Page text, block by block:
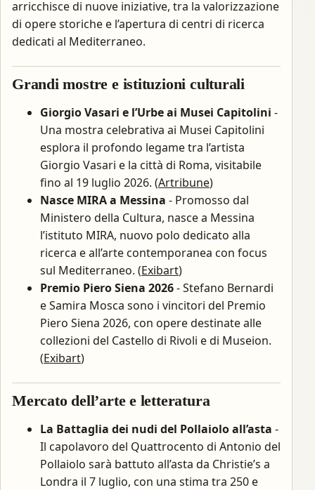
arricchisce di nuove iniziative, tra la valorizzazione
di opere storiche e l’apertura di centri di ricerca
dedicati al Mediterraneo.
Grandi mostre e istituzioni culturali
Giorgio Vasari e l’Urbe ai Musei Capitolini -
Una mostra celebrativa ai Musei Capitolini
esplora il profondo legame tra l’artista
Giorgio Vasari e la città di Roma, visitabile
fino al 19 luglio 2026. (Artribune)
Nasce MIRA a Messina - Promosso dal
Ministero della Cultura, nasce a Messina
l’istituto MIRA, nuovo polo dedicato alla
ricerca e all’arte contemporanea con focus
sul Mediterraneo. (Exibart)
Premio Piero Siena 2026- Stefano Bernardi
e Samira Mosca sono i vincitori del Premio
Piero Siena 2026, con opere destinate alle
collezioni del Castello di Rivoli e di Museion.
(Exibart)
Mercato dell’arte e letteratura
La Battaglia dei nudi del Pollaiolo all’asta -
Il capolavoro del Quattrocento di Antonio del
Pollaiolo sarà battuto all’asta da Christie’s a
Londra il 7 luglio, con una stima tra 250 e